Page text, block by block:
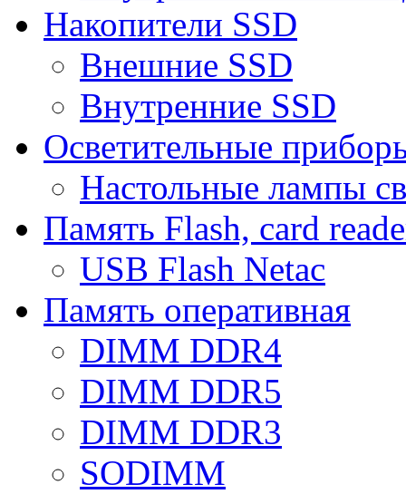
Накопители SSD
Внешние SSD
Внутренние SSD
Осветительные
Настольные лампы
Память Flash, card
USB Flash Netac
Память оперативная
DIMM DDR4
DIMM DDR5
DIMM DDR3
SODIMM